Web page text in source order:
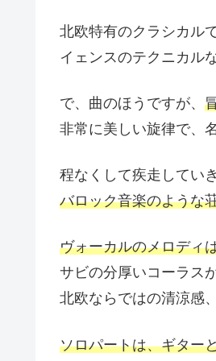
北欧特有のクラシカル
イェンスのテクニカル
で、曲のほうですが、
非常に美しい旋律で、
程なくして疾走してい
バロック音楽のような
ヴォーカルのメロディ
サビの分厚いコーラス
北欧ならではの清涼感
ソロパートは、ギター